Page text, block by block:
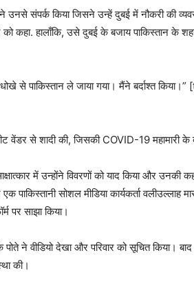
उनसे संपर्क किया जिसने उन्हें दुबई में नौकरी की
हालाँकि, उसे दुबई के बजाय पाकिस्तान के
से पाकिस्तान ले जाया गया। मैंने बर्दाश्त
वेंडर से शादी की, जिसकी COVID-19 महामारी के
में उन्होंने विवरणों को याद किया और उनकी
सोशल मीडिया कार्यकर्ता वलीउल्लाह
पर साझा किया।
ने वीडियो देखा और परिवार को सूचित किया।
की।